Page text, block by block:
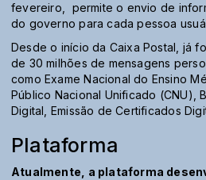
fevereiro, permite o envio de
do governo para cada pessoa
Desde o início da Caixa Postal, já
de 30 milhões de mensagens
como Exame Nacional do Ensino
Público Nacional Unificado (CNU),
Digital, Emissão de Certificados
Plataforma
Atualmente, a plataforma